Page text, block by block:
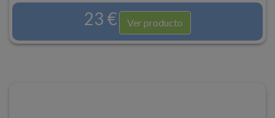
23 € Ver producto